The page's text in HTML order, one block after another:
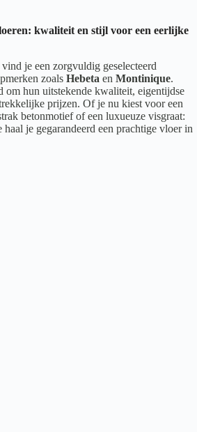
kwaliteit en stijl voor een eerlijke
vind je een zorgvuldig geselecteerd
zoals Hebeta en Montinique.
om hun uitstekende kwaliteit, eigentijdse
prijzen. Of je nu kiest voor een
betonmotief of een luxueuze visgraat:
je gegarandeerd een prachtige vloer in